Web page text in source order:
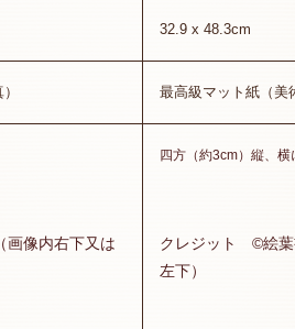
32.9 x 48.3cm
最高級マット紙（美
像内右下又は
四方（約3cm）縦、
クレジット ©絵葉
左下）